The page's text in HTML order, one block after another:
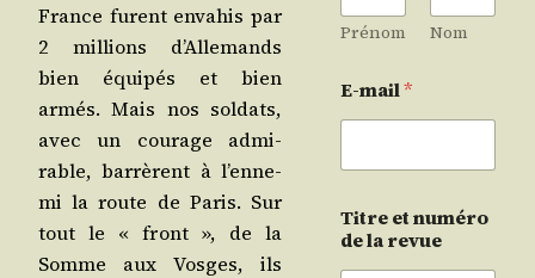
France furent enva­his par
2 mil­lions d’Al­le­mands
bien équi­pés et bien
armés. Mais nos sol­dats,
avec un cou­rage admi­
rable, bar­rèrent à l’en­ne­
mi la route de Paris. Sur
tout le « front », de la
Somme aux Vosges, ils
Prénom Nom
E-mail*
Titre et numéro
de la revue